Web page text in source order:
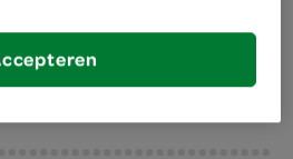
kies je winkel